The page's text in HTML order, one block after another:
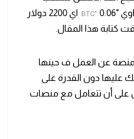
BTC".
اي 2200 دولار
كتابة هذا المقال.
عن العمل ف حينها
عليها دون القدرة على
على أن تتعامل مع منصات